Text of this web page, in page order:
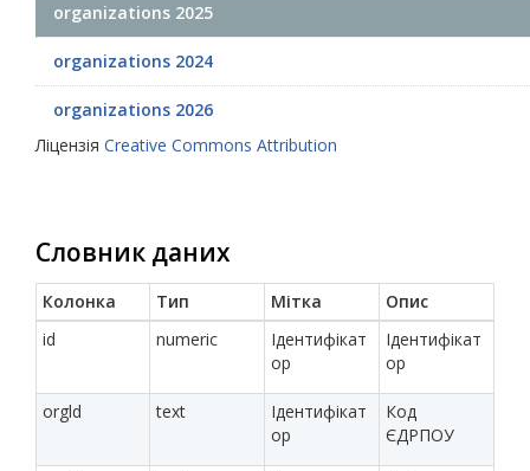
organizations 2025
organizations 2024
organizations 2026
Ліцензія Creative Commons Attribution
Словник даних
Колонка Тип Мітка
Опис
id
numeric
Ідентифікат
ор
Ідентифікат
ор
orgld text
Ідентифікат
ор
Код
ЄДРПОУ